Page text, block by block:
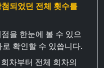
되었던 전체 횟수를
을 한눈에 볼 수 있으
확인할 수 있씁니다.
차부터 전체 회차의